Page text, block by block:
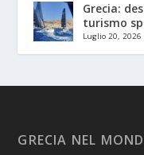
Grecia:
turismo
Luglio 20, 2026
GRECIA NEL